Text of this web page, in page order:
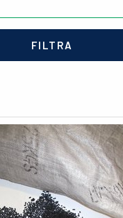
FILTRA